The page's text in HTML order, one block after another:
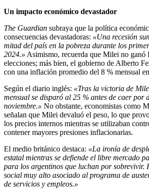
Un impacto económico devastador
The Guardian subraya que la política
consecuencias devastadoras: «Una recesión
mitad del país en la pobreza durante los
2024.» Asimismo, recuerda que Milei no ganó
elecciones; más bien, el gobierno de Alberto
con una inflación promedio del 8 % mensual
Según el diario inglés: «Tras la victoria de
mensual se disparó al 25 % antes de caer por
noviembre.» No obstante, economistas como
señalan que Milei devaluó el peso, lo que
los precios internos mientras se utilizaban
contener mayores presiones inflacionarias.
El medio británico destaca: «La ironía de
estatal mientras se defiende el libre mercado
para los argentinos que luchan por sobrevivir.
social muy alto asociado al programa de
de servicios y empleos.»